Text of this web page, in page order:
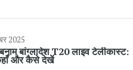
2025
बांग्लादेश T20 लाइव टेलीकास्ट:
और कैसे देखें